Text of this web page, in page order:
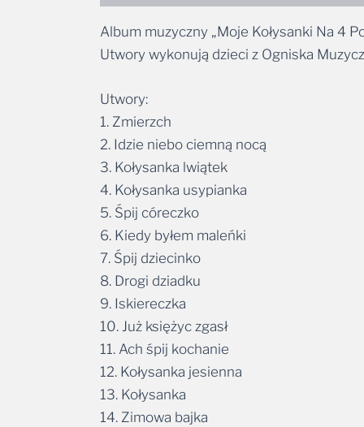
Album muzyczny „Moje Kołysanki Na 4
Utwory wykonują dzieci z Ogniska
Utwory:
1. Zmierzch
2. Idzie niebo ciemną nocą
3. Kołysanka lwiątek
4. Kołysanka usypianka
5. Śpij córeczko
6. Kiedy byłem maleńki
7. Śpij dziecinko
8. Drogi dziadku
9. Iskiereczka
10. Już księżyc zgasł
11. Ach śpij kochanie
12. Kołysanka jesienna
13. Kołysanka
14. Zimowa bajka